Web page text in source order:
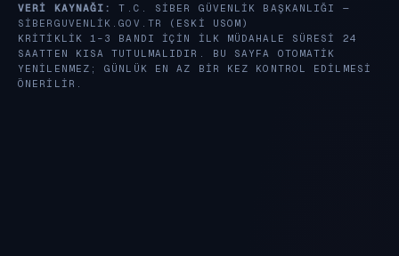
VERI KAYNAĞI:
T.C. SIBER GÜVENLIK BAŞKANLIĞI —
SIBERGUVENLIK.GOV.TR
(ESKI USOM)
KRITIKLIK 1–3 BANDI IÇIN ILK MÜDAHALE SÜRESI 24
SAATTEN KISA TUTULMALIDIR. BU SAYFA OTOMATIK
YENILENMEZ; GÜNLÜK EN AZ BIR KEZ KONTROL EDILMESI
ÖNERILIR.